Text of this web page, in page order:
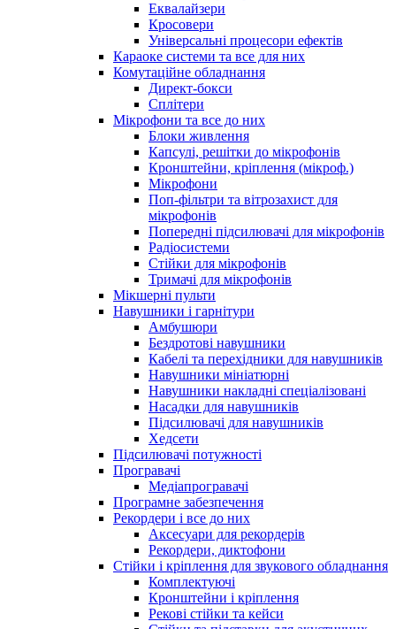
Еквалайзери
Кросовери
Універсальні процесори ефектів
Караоке системи та все для них
Комутаційне обладнання
Директ-бокси
Сплітери
Мікрофони та все до них
Блоки живлення
Капсулі, решітки до мікрофонів
Кронштейни, кріплення (мікроф.)
Мікрофони
Поп-фільтри та вітрозахист для
мікрофонів
Попередні підсилювачі для мікрофонів
Радіосистеми
Стійки для мікрофонів
Тримачі для мікрофонів
Мікшерні пульти
Навушники і гарнітури
Амбушюри
Бездротові навушники
Кабелі та перехідники для навушників
Навушники мініатюрні
Навушники накладні спеціалізовані
Насадки для навушників
Підсилювачі для навушників
Хедсети
Підсилювачі потужності
Програвачі
Медіапрогравачі
Програмне забезпечення
Рекордери і все до них
Аксесуари для рекордерів
Рекордери, диктофони
Стійки і кріплення для звукового обладнання
Комплектуючі
Кронштейни і кріплення
Рекові стійки та кейси